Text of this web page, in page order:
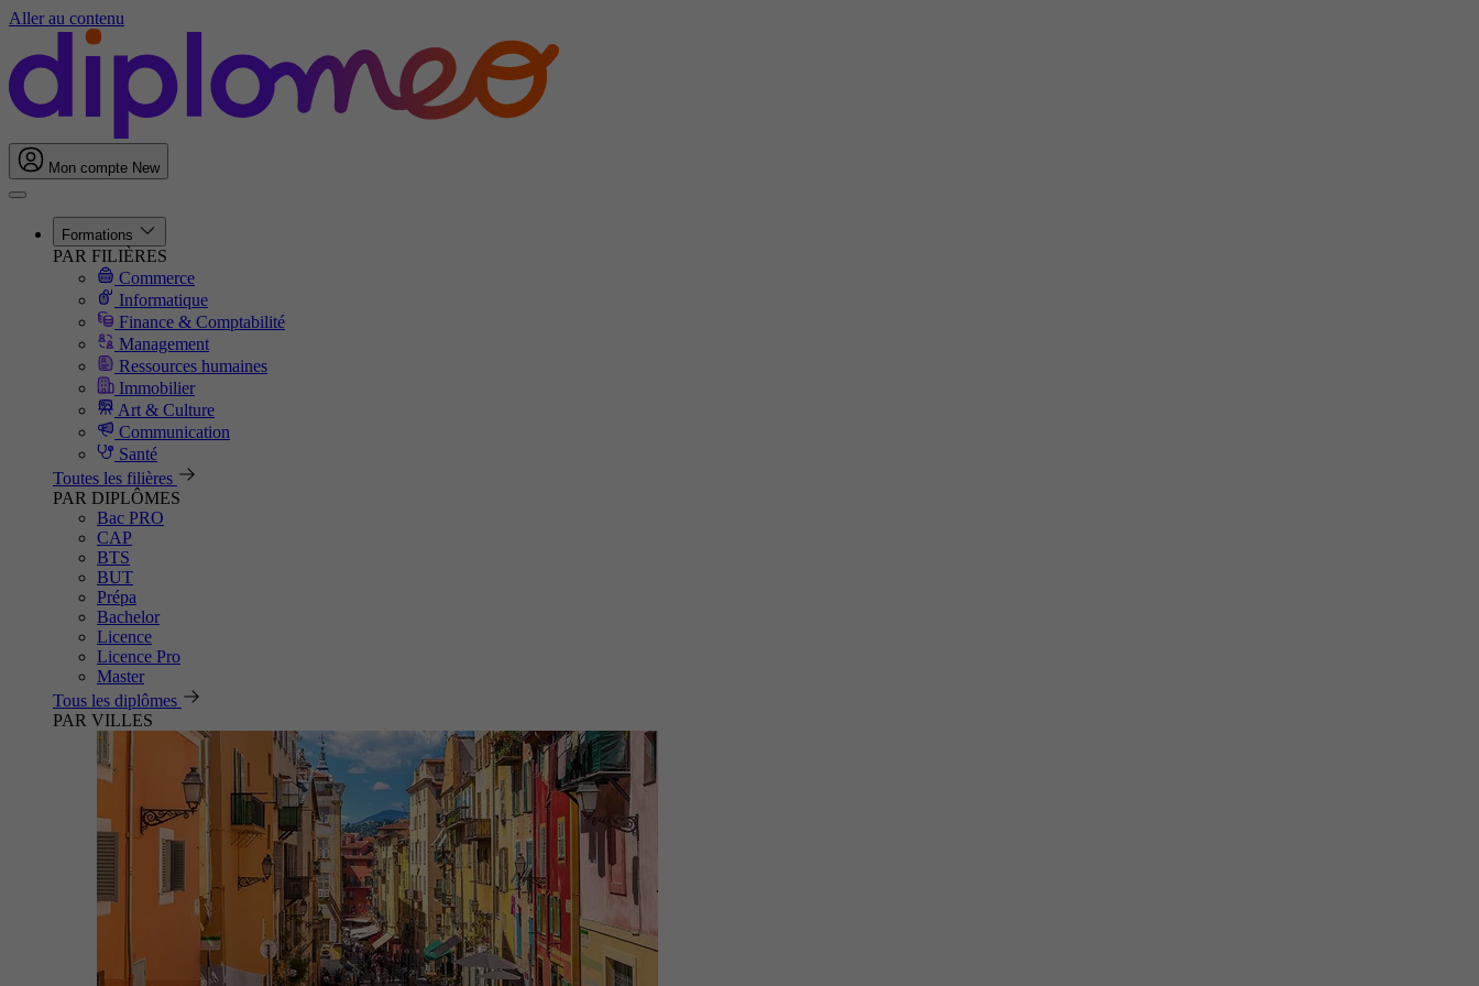
Aller au contenu
Mon compte New
Formations
PAR FILIÈRES
Commerce
Informatique
Finance & Comptabilité
Management
Ressources humaines
Immobilier
Art & Culture
Communication
Santé
Toutes les filières
PAR DIPLÔMES
Bac PRO
CAP
BTS
BUT
Prépa
Bachelor
Licence
Licence Pro
Master
Tous les diplômes
PAR VILLES